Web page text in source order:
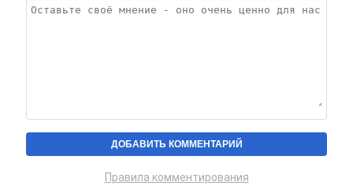
Правила комментирования